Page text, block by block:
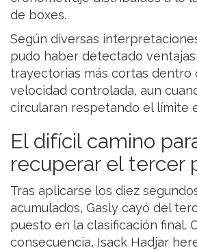
de boxes.
Según diversas
pudo haber detectado
trayectorias más cortas dentro
velocidad controlada, aun
circularan respetando el límite
El difícil camino
recuperar el tercer
Tras aplicarse los diez
acumulados, Gasly cayó del
puesto en la clasificación final.
consecuencia, Isack Hadjar